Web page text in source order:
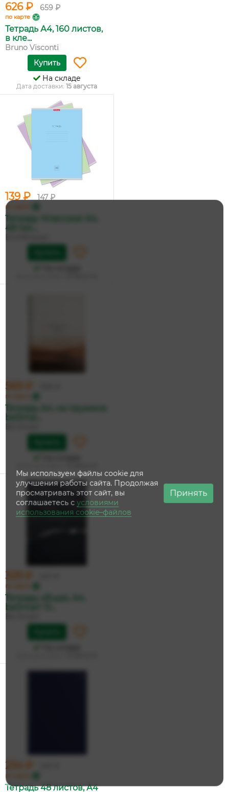
626 ₽ 659 ₽
по карте
Тетрадь А4, 160 листов,
в кле...
Bruno Visconti
Купить
На складе
Дата доставки: 15 августа
139 ₽ 147 ₽
по карте
Тетрадь 'Классика' А4,
48 лис...
569 ₽
по карте
Тетрадь А4, на пружине
beSmar...
329 ₽
по карте
Тетрадь общая, А4,
beSmart 'D...
234 ₽
по карте
Тетрадь 48 листов, А4
Мы используем файлы cookie для
улучшения работы сайта. Продолжая
просматривать этот сайт, вы
соглашаетесь сусловиями
использования cookie–файлов
Принять